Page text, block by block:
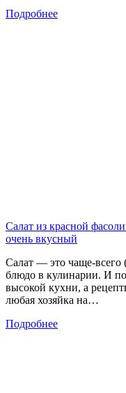
Подробнее
Салат из красной
очень вкусный
Салат — это чаще-всего
блюдо в кулинарии. И
высокой кухни, а
любая хозяйка на…
Подробнее